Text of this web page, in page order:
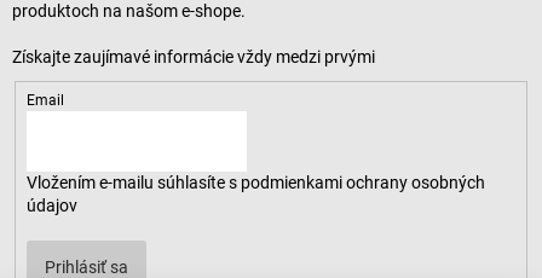
produktoch na našom e-shope.
Email
Vložením e-mailu súhlasíte s podmienkami ochrany osobných
údajov
Prihlásiť sa